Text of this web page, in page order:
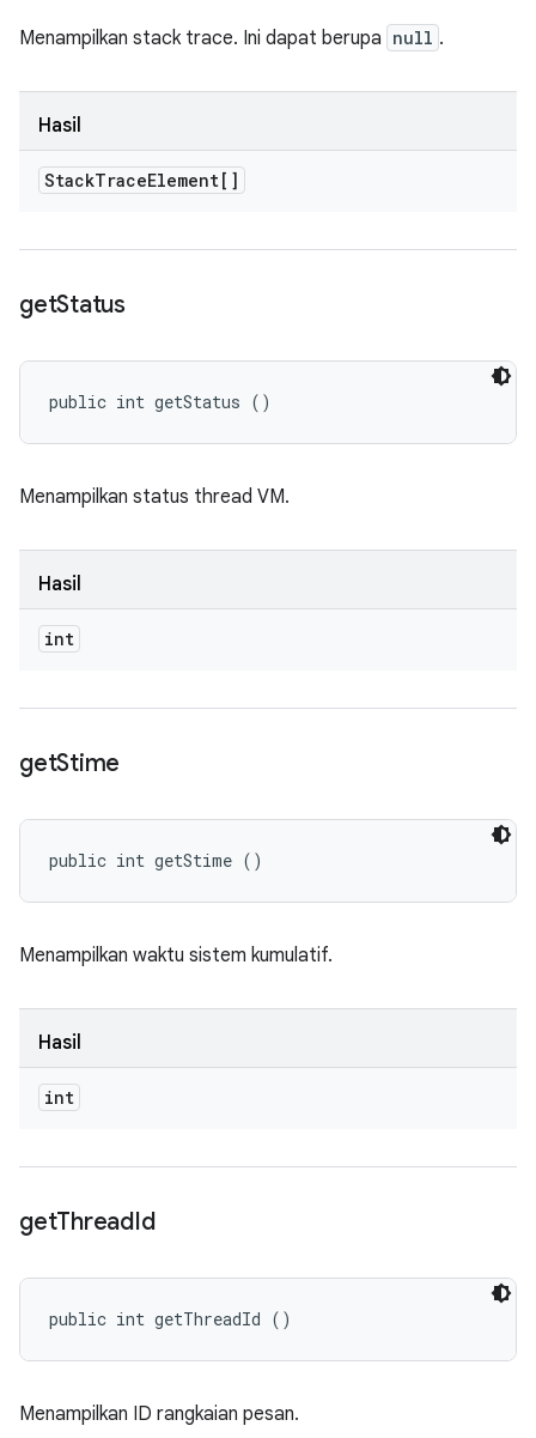
Menampilkan stack trace. Ini dapat berupa null .
Hasil
StackTraceElement[]
getStatus
public int getStatus ()
Menampilkan status thread VM.
Hasil
int
getStime
public int getStime ()
Menampilkan waktu sistem kumulatif.
Hasil
int
getThreadId
public int getThreadId ()
Menampilkan ID rangkaian pesan.